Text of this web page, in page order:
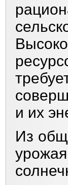
и их
Из